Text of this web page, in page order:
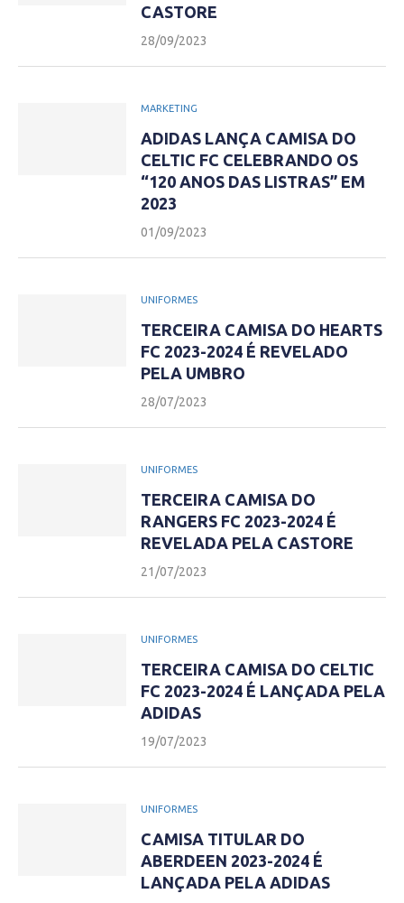
CASTORE
28/09/2023
MARKETING
ADIDAS LANÇA CAMISA DO
CELTIC FC CELEBRANDO OS
“120 ANOS DAS LISTRAS” EM
2023
01/09/2023
UNIFORMES
TERCEIRA CAMISA DO HEARTS
FC 2023-2024 É REVELADO
PELA UMBRO
28/07/2023
UNIFORMES
TERCEIRA CAMISA DO
RANGERS FC 2023-2024 É
REVELADA PELA CASTORE
21/07/2023
UNIFORMES
TERCEIRA CAMISA DO CELTIC
FC 2023-2024 É LANÇADA PELA
ADIDAS
19/07/2023
UNIFORMES
CAMISA TITULAR DO
ABERDEEN 2023-2024 É
LANÇADA PELA ADIDAS